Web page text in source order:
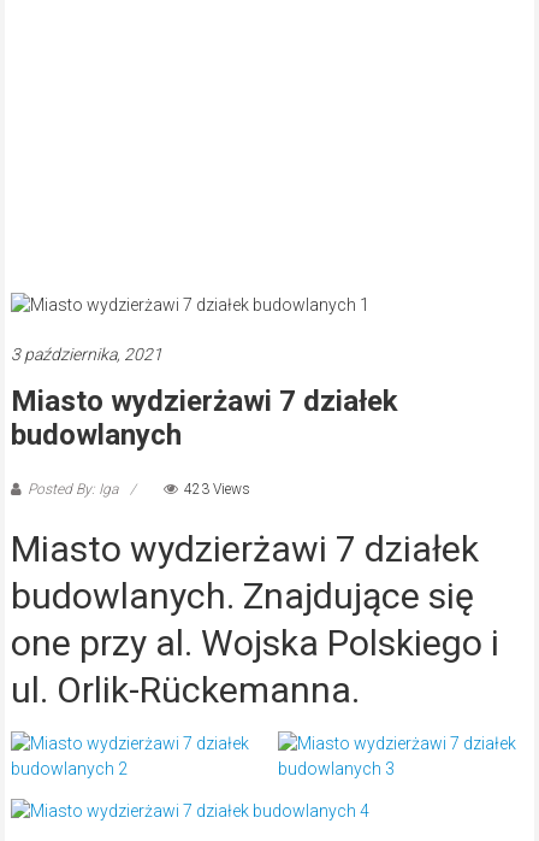
3 października, 2021
Miasto wydzierżawi 7 działek
budowlanych
Posted By: Iga 423 Views
Miasto wydzierżawi 7 działek
budowlanych. Znajdujące się
one przy al. Wojska Polskiego i
ul. Orlik-Rückemanna.